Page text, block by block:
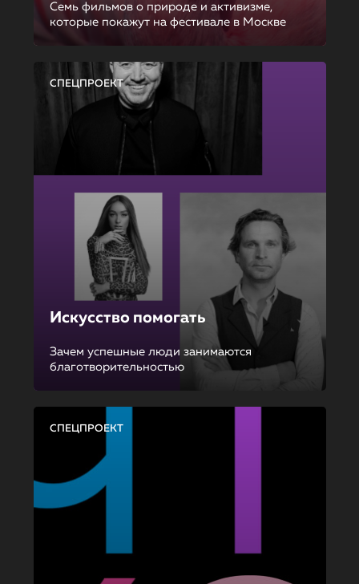
Семь фильмов о природе и активизме,
которые покажут на фестивале в Москве
СПЕЦПРОЕКТ
Искусство помогать
Зачем успешные люди занимаются
благотворительностью
СПЕЦПРОЕКТ